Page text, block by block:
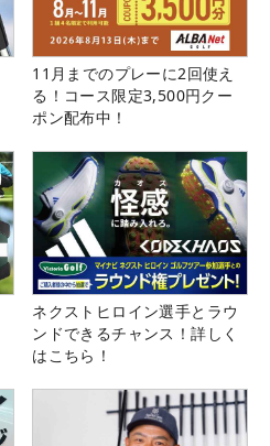
11月までのプレーに2回使え
る！コース限定3,500円クー
ポン配布中！
ネクストヒロイン選手とラウ
ンドできるチャンス！詳しく
はこちら！